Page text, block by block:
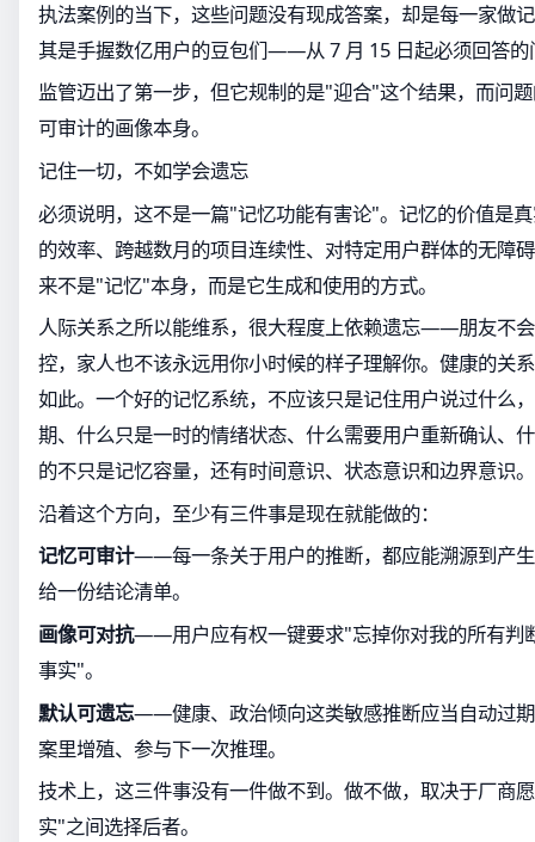
执法案例的当下，这些问题没有现成答案，却是每一家
其是手握数亿用户的豆包们——从 7 月 15 日起必须回答的
监管迈出了第一步，但它规制的是"迎合"这个结果，而问
可审计的画像本身。
记住一切，不如学会遗忘
必须说明，这不是一篇"记忆功能有害论"。记忆的价值是
的效率、跨越数月的项目连续性、对特定用户群体的无障
来不是"记忆"本身，而是它生成和使用的方式。
人际关系之所以能维系，很大程度上依赖遗忘——朋友不
控，家人也不该永远用你小时候的样子理解你。健康的关
如此。一个好的记忆系统，不应该只是记住用户说过什么
期、什么只是一时的情绪状态、什么需要用户重新确认
的不只是记忆容量，还有时间意识、状态意识和边界意识。
沿着这个方向，至少有三件事是现在就能做的：
记忆可审计——每一条关于用户的推断，都应能溯源到产
给一份结论清单。
画像可对抗——用户应有权一键要求"忘掉你对我的所有判
事实"。
默认可遗忘——健康、政治倾向这类敏感推断应当自动过
案里增殖、参与下一次推理。
技术上，这三件事没有一件做不到。做不做，取决于厂商
实"之间选择后者。